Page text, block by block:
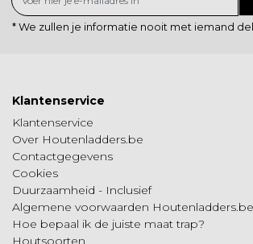
* We zullen je informatie nooit met iemand
Klantenservice
Klantenservice
Over Houtenladders.be
Contactgegevens
Cookies
Duurzaamheid - Inclusief
Algemene voorwaarden Houtenladders.be
Hoe bepaal ik de juiste maat trap?
Houtsoorten